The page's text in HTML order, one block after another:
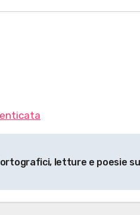
letture e poesie